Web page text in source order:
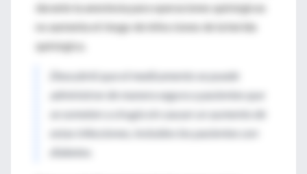
durante la anestesia para operaciones quirúrgicas
no aumenta el riesgo de infecciones de la herida
quirúrgica.
Descubrió que el medicamento se puede
administrar de manera segura a pacientes que
se someten a cirugía sin causar un aumento de
estas infecciones, incluidos los pacientes con
diabetes.